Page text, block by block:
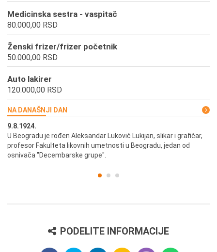
Medicinska sestra - vaspitač
80.000,00 RSD
Ženski frizer/frizer početnik
50.000,00 RSD
Auto lakirer
120.000,00 RSD
NA DANAŠNJI DAN
9.8.1924.
U Beogradu je rođen Aleksandar Luković Lukijan, slikar i grafičar,
profesor Fakulteta likovnih umetnosti u Beogradu, jedan od
osnivača "Decembarske grupe".
PODELITE INFORMACIJE